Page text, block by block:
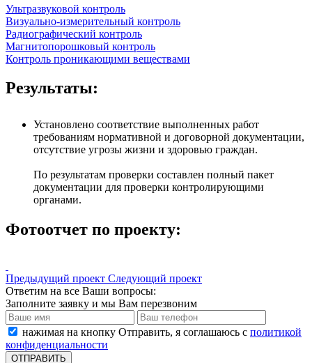
Ультразвуковой контроль
Визуально-измерительный контроль
Радиографический контроль
Магнитопорошковый контроль
Контроль проникающими веществами
Результаты:
Установлено соответствие выполненных работ
требованиям нормативной и договорной документации,
отсутствие угрозы жизни и здоровью граждан.
По результатам проверки составлен полный пакет
документации для проверки контролирующими
органами.
Фотоотчет по проекту:
Предыдущий проект Следующий проект
Ответим на все Ваши вопросы:
Заполните заявку и мы Вам перезвоним
нажимая на кнопку Отправить, я соглашаюсь с политикой
конфиденциальности